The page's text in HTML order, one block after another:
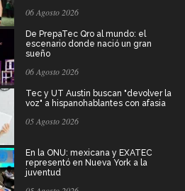
06 Agosto 2026
De PrepaTec Qro al mundo: el
escenario donde nació un gran
sueño
06 Agosto 2026
Tec y UT Austin buscan "devolver la
voz" a hispanohablantes con afasia
05 Agosto 2026
En la ONU: mexicana y EXATEC
representó en Nueva York a la
juventud